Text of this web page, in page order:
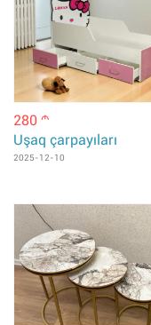
280 m
Uşaq çarpayıları
2025-12-10